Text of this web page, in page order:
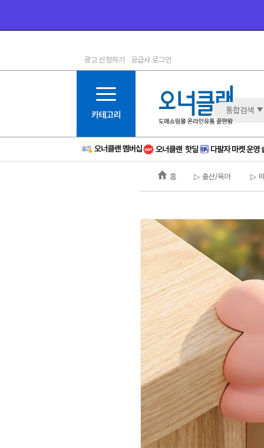
1등급
6등급
11등급
12등급
15등급
16등급
광고 신청하기 공급사 로그인
통합검색
홈 ▷ 출산/육아 ▷